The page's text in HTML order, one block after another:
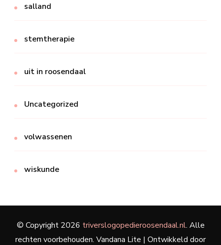
salland
stemtherapie
uit in roosendaal
Uncategorized
volwassenen
wiskunde
© Copyright 2026 triverslogopedieroosendaal.nl. Alle
rechten voorbehouden. Vandana Lite | Ontwikkeld door